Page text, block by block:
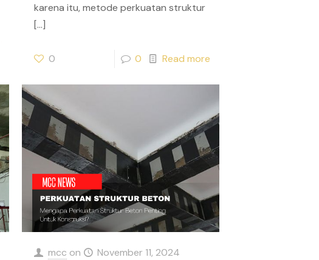
karena itu, metode perkuatan struktur
[…]
0 0 Read more
mcc on November 11, 2024